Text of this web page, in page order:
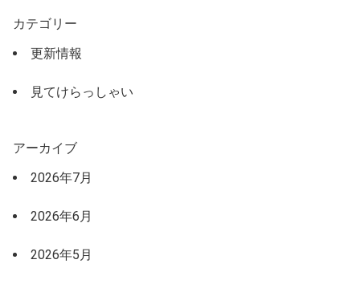
カテゴリー
更新情報
見てけらっしゃい
アーカイブ
2026年7月
2026年6月
2026年5月